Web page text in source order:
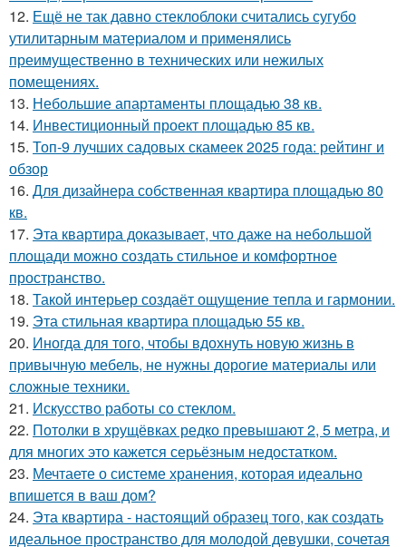
12. Ещё не так давно стеклоблоки считались сугубо
утилитарным материалом и применялись
преимущественно в технических или нежилых
помещениях.
13. Небольшие апартаменты площадью 38 кв.
14. Инвестиционный проект площадью 85 кв.
15. Топ-9 лучших садовых скамеек 2025 года: рейтинг и
обзор
16. Для дизайнера собственная квартира площадью 80
кв.
17. Эта квартира доказывает, что даже на небольшой
площади можно создать стильное и комфортное
пространство.
18. Такой интерьер создаёт ощущение тепла и гармонии.
19. Эта стильная квартира площадью 55 кв.
20. Иногда для того, чтобы вдохнуть новую жизнь в
привычную мебель, не нужны дорогие материалы или
сложные техники.
21. Искусство работы со стеклом.
22. Потолки в хрущёвках редко превышают 2, 5 метра, и
для многих это кажется серьёзным недостатком.
23. Мечтаете о системе хранения, которая идеально
впишется в ваш дом?
24. Эта квартира - настоящий образец того, как создать
идеальное пространство для молодой девушки, сочетая